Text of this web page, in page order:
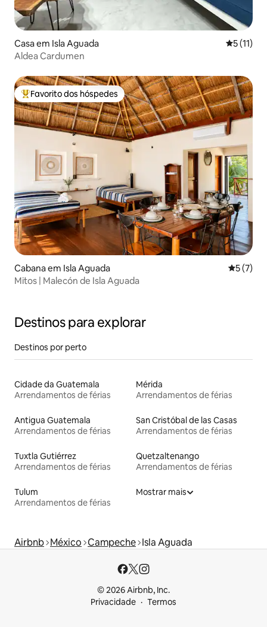
Casa em Isla Aguada
5 (11)
Aldea Cardumen
Favoritos dos hóspedes mais apreciados
Favorito dos hóspedes
Cabana em Isla Aguada
5 (7)
Mitos | Malecón de Isla Aguada
Destinos para explorar
Destinos por perto
Cidade da Guatemala
Arrendamentos de férias
Mérida
Arrendamentos de férias
Antigua Guatemala
Arrendamentos de férias
San Cristóbal de las Casas
Arrendamentos de férias
Tuxtla Gutiérrez
Arrendamentos de férias
Quetzaltenango
Arrendamentos de férias
Tulum
Arrendamentos de férias
Mostrar mais
Airbnb México Campeche Isla Aguada
© 2026 Airbnb, Inc.
Privacidade
Termos